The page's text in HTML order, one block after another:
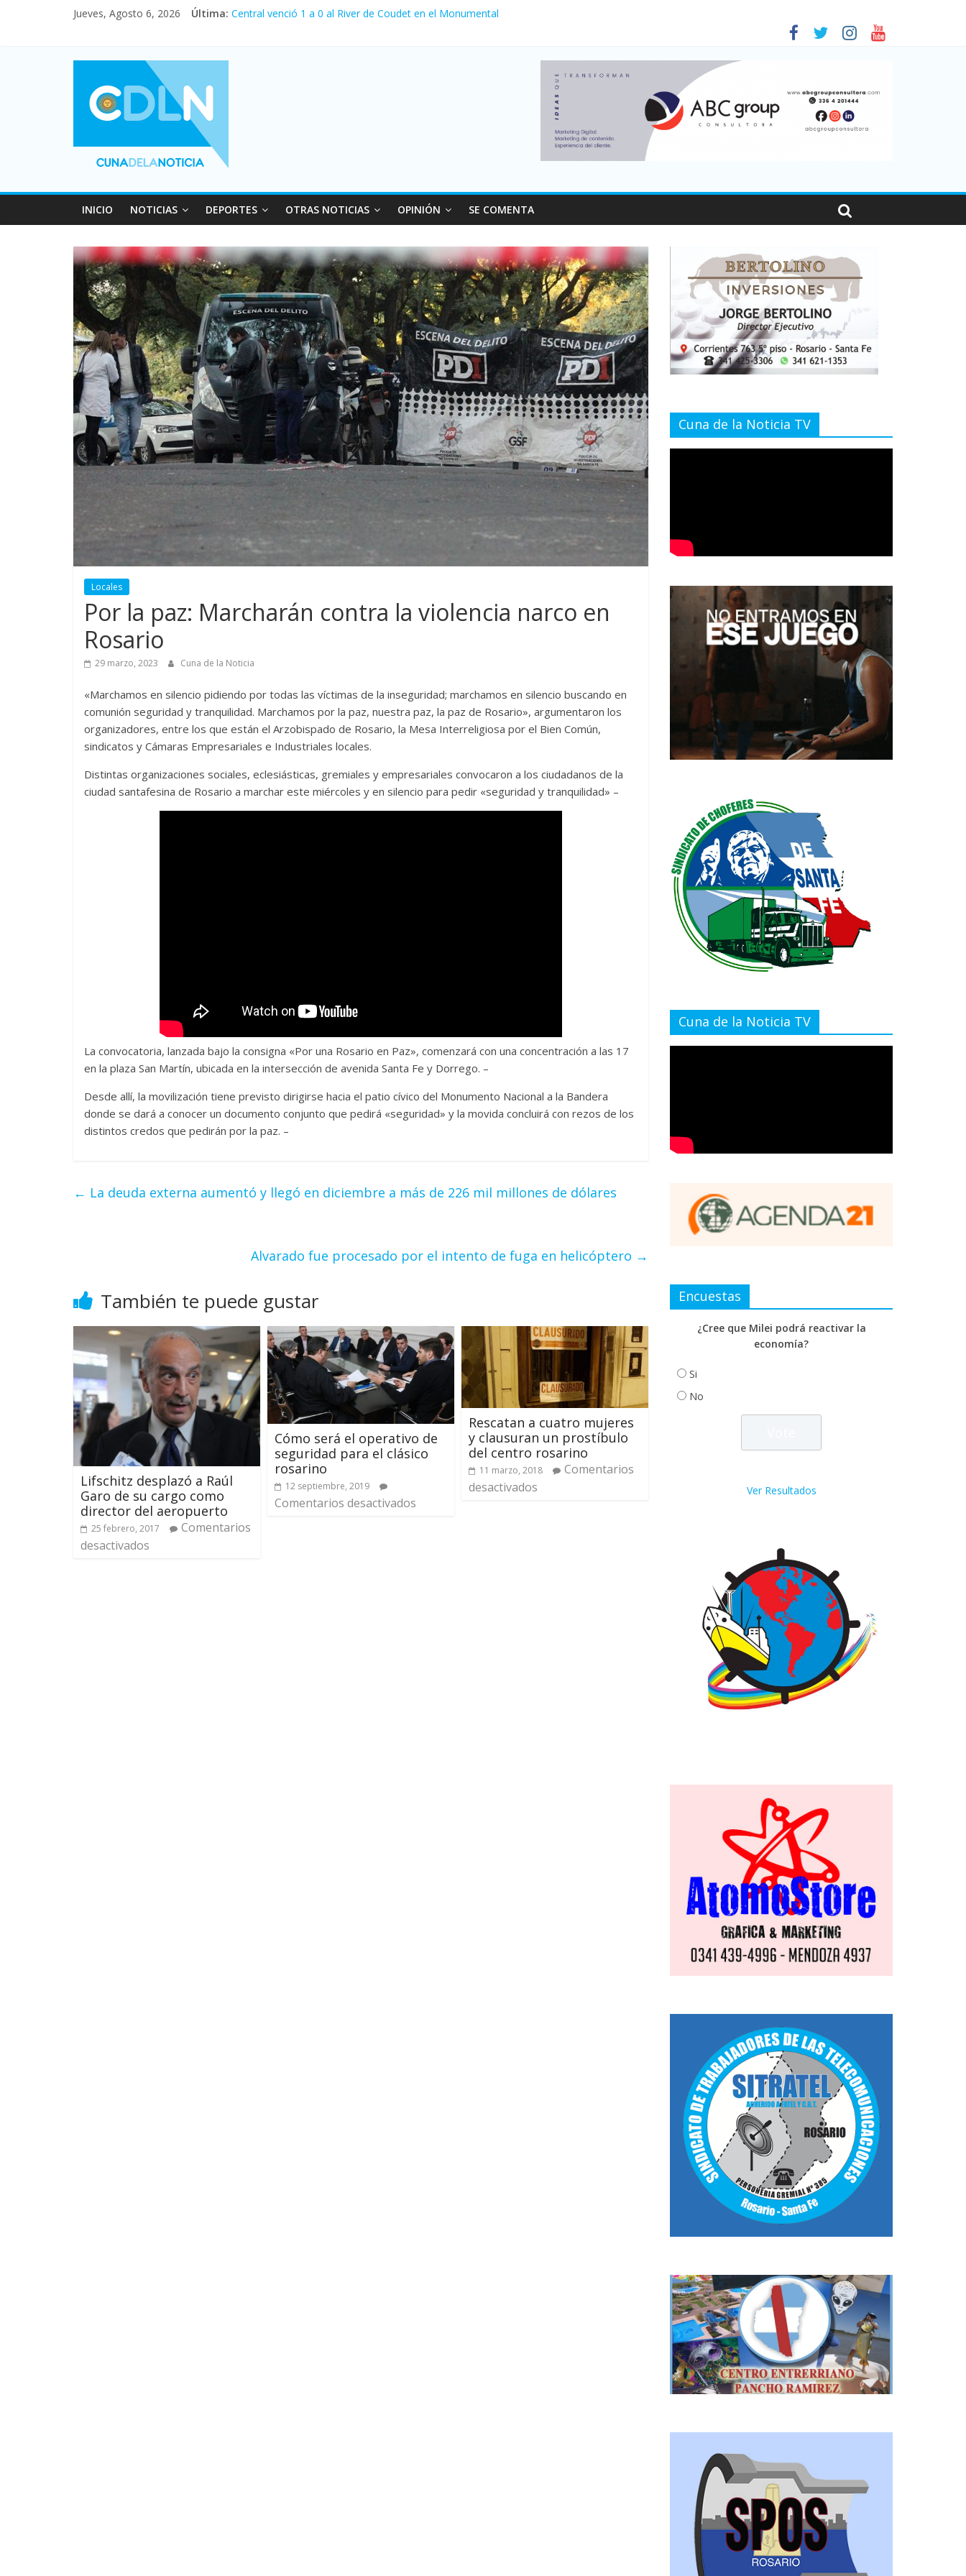
Jueves, Agosto 6, 2026 Última: Central venció 1 a 0 al River de Coudet en el Monumental
Vacaciones de invierno con más movimiento y consumo turístico: 4,6 millones de personas viajaron por el país, un 5,9% más que en 2025
Fuerte caída de la venta de autos usados en julio: bajó un 12,6% interanual
INICIO NOTICIAS DEPORTES OTRAS NOTICIAS OPINIÓN SE COMENTA
Locales
Por la paz: Marcharán contra la violencia narco en
Rosario
29 marzo, 2023 Cuna de la Noticia
«Marchamos en silencio pidiendo por todas las víctimas de la inseguridad; marchamos en silencio buscando en
comunión seguridad y tranquilidad. Marchamos por la paz, nuestra paz, la paz de Rosario», argumentaron los
organizadores, entre los que están el Arzobispado de Rosario, la Mesa Interreligiosa por el Bien Común,
sindicatos y Cámaras Empresariales e Industriales locales.
Distintas organizaciones sociales, eclesiásticas, gremiales y empresariales convocaron a los ciudadanos de la
ciudad santafesina de Rosario a marchar este miércoles y en silencio para pedir «seguridad y tranquilidad» –
La convocatoria, lanzada bajo la consigna «Por una Rosario en Paz», comenzará con una concentración a las 17
en la plaza San Martín, ubicada en la intersección de avenida Santa Fe y Dorrego. –
Desde allí, la movilización tiene previsto dirigirse hacia el patio cívico del Monumento Nacional a la Bandera
donde se dará a conocer un documento conjunto que pedirá «seguridad» y la movida concluirá con rezos de los
distintos credos que pedirán por la paz. –
← La deuda externa aumentó y llegó en diciembre a más de 226 mil millones de dólares
Alvarado fue procesado por el intento de fuga en helicóptero →
También te puede gustar
Lifschitz desplazó a Raúl
Garo de su cargo como
director del aeropuerto
25 febrero, 2017
Comentarios
desactivados
Cómo será el operativo de
seguridad para el clásico
rosarino
12 septiembre, 2019
Comentarios desactivados
Rescatan a cuatro mujeres
y clausuran un prostíbulo
del centro rosarino
11 marzo, 2018
Comentarios
desactivados
Cuna de la Noticia TV
Cuna de la Noticia TV
Encuestas
¿Cree que Milei podrá reactivar la
economía?
Si
No
Ver Resultados